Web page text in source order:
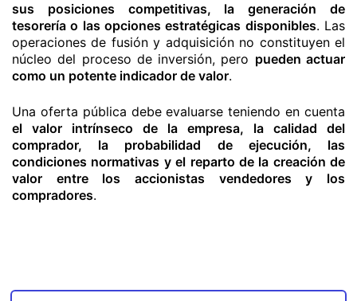
sus posiciones competitivas, la generación de
tesorería o las opciones estratégicas disponibles. Las
operaciones de fusión y adquisición no constituyen el
núcleo del proceso de inversión, pero pueden actuar
como un potente indicador de valor.
Una oferta pública debe evaluarse teniendo en cuenta
el valor intrínseco de la empresa, la calidad del
comprador, la probabilidad de ejecución, las
condiciones normativas y el reparto de la creación de
valor entre los accionistas vendedores y los
compradores.